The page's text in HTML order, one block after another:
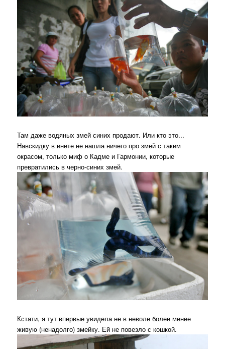
Там даже водяных змей синих продают. Или кто это...
Навскидку в инете не нашла ничего про змей с таким
окрасом, только миф о Кадме и Гармонии, которые
превратились в черно-синих змей.
Кстати, я тут впервые увидела не в неволе более менее
живую (ненадолго) змейку. Ей не повезло с кошкой.